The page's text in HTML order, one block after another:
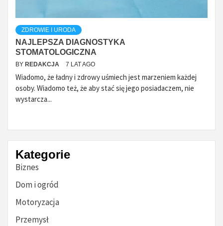
ZDROWIE I URODA
NAJLEPSZA DIAGNOSTYKA
STOMATOLOGICZNA
BY REDAKCJA 7 LAT AGO
Wiadomo, że ładny i zdrowy uśmiech jest marzeniem każdej
osoby. Wiadomo też, że aby stać się jego posiadaczem, nie
wystarcza...
Kategorie
Biznes
Dom i ogród
Motoryzacja
Przemysł